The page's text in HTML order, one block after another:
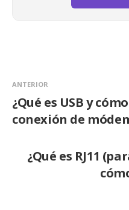
ANTERIOR
¿Qué es USB y
conexión de
¿Qué es RJ11